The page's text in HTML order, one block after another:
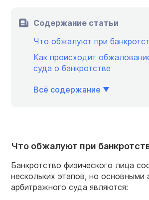
Содержание статьи
Что обжалуют при
Как происходит
суда о банкротстве
Всё содержание
Что обжалуют при
Банкротство физического лица
нескольких этапов, но основными
арбитражного суда являются: